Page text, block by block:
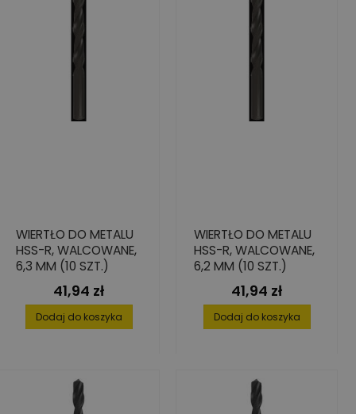
WIERTŁO DO METALU
HSS-R, WALCOWANE,
6,3 MM (10 SZT.)
Cena
41,94 zł
Dodaj do koszyka
WIERTŁO DO METALU
HSS-R, WALCOWANE,
6,2 MM (10 SZT.)
Cena
41,94 zł
Dodaj do koszyka